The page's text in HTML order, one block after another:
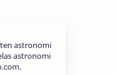
astronomi
astronomi